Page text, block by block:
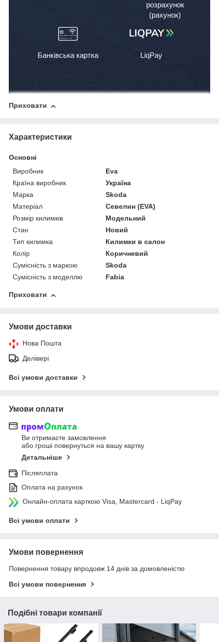
розрахунок
(рахунок)
Банківська картка LiqPay
Приховати
Характеристики
Основні
Виробник
Eva
Країна виробник
Україна
Марка
Skoda
Матеріал
Севелин (EVA)
Розмір килимків
Модельний
Стан
Новий
Тип килимка
Килимки в салон
Колір
Коричневий
Сумісність з маркою
Skoda
Сумісність з моделлю
Fabia
Приховати
Умови доставки
Нова Пошта
Делівері
Всі умови доставки
Умови оплати
Ви отримаєте замовлення
або гроші повернуться на вашу картку
Детальніше
Післяплата
Оплата на рахунок
Онлайн-оплата карткою Visa, Mastercard - LiqPay
Всі умови оплати
Умови повернення
Повернення товару впродовж 14 днів за домовленістю
Всі умови повернення
Подібні товари компанії